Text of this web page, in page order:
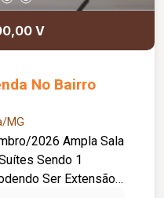
V
No Bairro
MG
2026 Ampla Sala